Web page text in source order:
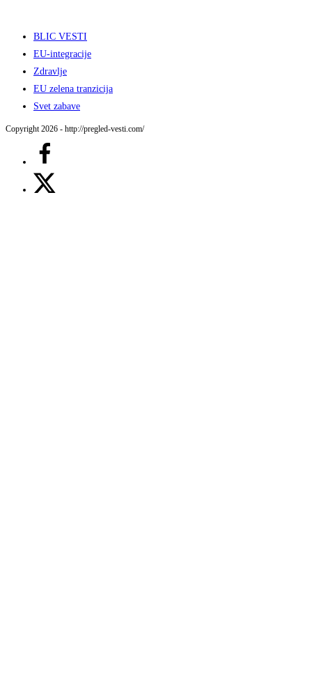
BLIC VESTI
EU-integracije
Zdravlje
EU zelena tranzicija
Svet zabave
Copyright 2026 - http://pregled-vesti.com/